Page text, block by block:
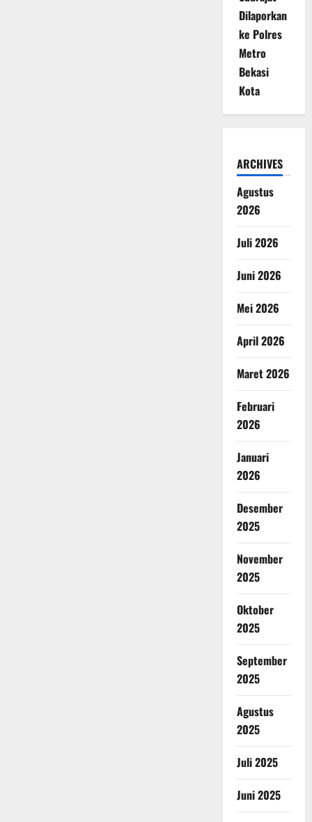
Dilaporkan
ke Polres
Metro
Bekasi
Kota
ARCHIVES
Agustus
2026
Juli 2026
Juni 2026
Mei 2026
April 2026
Maret 2026
Februari
2026
Januari
2026
Desember
2025
November
2025
Oktober
2025
September
2025
Agustus
2025
Juli 2025
Juni 2025